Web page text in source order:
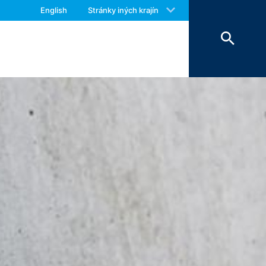
English Stránky iných krajín
nášmu poskytovateľovi
uvedené údaje plánujeme po dobu
vo Vašom počítači a umožnia analýzu
ktoré cookie vytvorí, sa
nariadenie o ochrane údajov.
svoju internetovú ponuku a aj
štátoch Európskej únie alebo v iných
prípadoch sa prenáša plná IP-adresa
spoločnosť Google tieto informácie
a na poskytnutie ďalších služieb
Vašim prehliadačom
an answer as soon as possible.
again should you find necessary.